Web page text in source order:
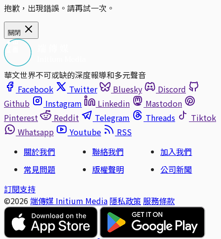
抱歉，出現錯誤。請再試一次。
關閉
華文世界不可或缺的深度報導和多元聲音
Facebook
Twitter Bluesky
Discord
Github
Instagram Linkedin
Mastodon
Pinterest
Reddit Telegram Threads
Tiktok
Whatsapp
Youtube
RSS
關於我們
聯絡我們
加入我們
常見問題
版權聲明
公司新聞
訂閱支持
©2026 端傳媒 Initium Media 隱私政策 服務條款